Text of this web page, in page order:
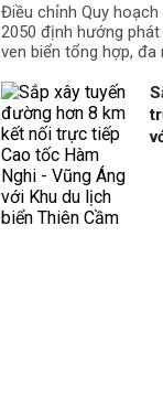
Điều chỉnh Quy
2050 định hướng
ven biển tổng hợp, đa